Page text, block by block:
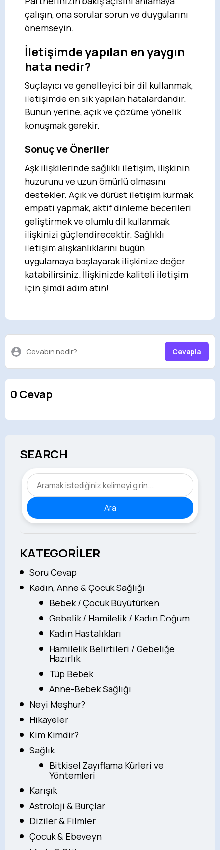
çalışın, ona sorular sorun ve duygularını
önemseyin.
İletişimde yapılan en yaygın
hata nedir?
Suçlayıcı ve genelleyici bir dil kullanmak,
iletişimde en sık yapılan hatalardandır.
Bunun yerine, açık ve çözüme yönelik
konuşmak gerekir.
Sonuç ve Öneriler
Aşk ilişkilerinde sağlıklı iletişim, ilişkinin
huzurunu ve uzun ömürlü olmasını
destekler. Açık ve dürüst iletişim kurmak,
empati yapmak, aktif dinleme becerileri
geliştirmek ve olumlu dil kullanmak
ilişkinizi güçlendirecektir. Sağlıklı
iletişim alışkanlıklarını bugün
uygulamaya başlayarak ilişkinize değer
katabilirsiniz. İlişkinizde kaliteli iletişim
için şimdi adım atın!
Cevabın nedir? Cevapla
0 Cevap
SEARCH
Ara
KATEGORİLER
Soru Cevap
Kadın, Anne & Çocuk Sağlığı
Bebek / Çocuk Büyütürken
Gebelik / Hamilelik / Kadın Doğum
Kadın Hastalıkları
Hamilelik Belirtileri / Gebeliğe
Hazırlık
Tüp Bebek
Anne-Bebek Sağlığı
Neyi Meşhur?
Hikayeler
Kim Kimdir?
Sağlık
Bitkisel Zayıflama Kürleri ve
Yöntemleri
Karışık
Astroloji & Burçlar
Diziler & Filmler
Çocuk & Ebeveyn